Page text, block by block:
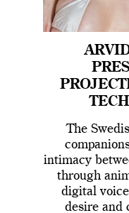
The
intimacy
through
digital
desire and